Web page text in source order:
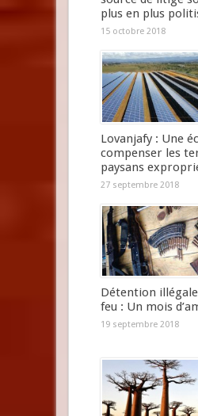
plus en plus
15 octobre 2018
Lovanjafy : Une
compenser les
paysans
27 septembre 2018
Détention illégale
feu : Un mois
19 septembre 2018